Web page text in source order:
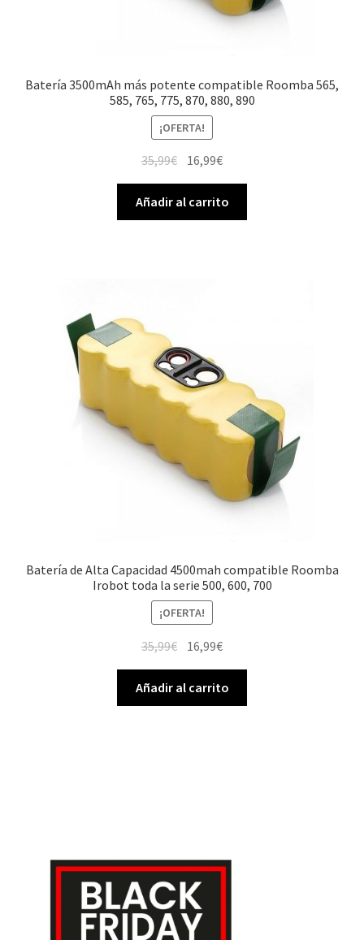
Batería 3500mAh más potente compatible Roomba 565,
585, 765, 775, 870, 880, 890
¡OFERTA!
35,99€ El
precio
original
era:
16,99€El
precio
actual
es:
Añadir al carrito
Batería de Alta Capacidad 4500mah compatible Roomba
Irobot toda la serie 500, 600, 700
¡OFERTA!
35,99€ El
original
era:
16,99€El
actual
es:
Añadir al carrito